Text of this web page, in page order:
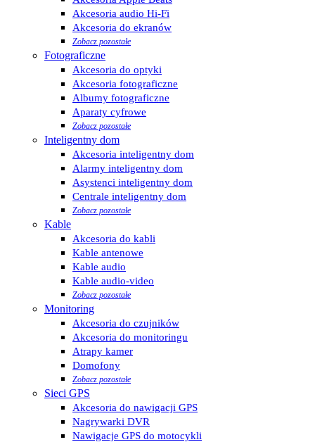
Akcesoria audio Hi-Fi
Akcesoria do ekranów
Zobacz pozostałe
Fotograficzne
Akcesoria do optyki
Akcesoria fotograficzne
Albumy fotograficzne
Aparaty cyfrowe
Zobacz pozostałe
Inteligentny dom
Akcesoria inteligentny dom
Alarmy inteligentny dom
Asystenci inteligentny dom
Centrale inteligentny dom
Zobacz pozostałe
Kable
Akcesoria do kabli
Kable antenowe
Kable audio
Kable audio-video
Zobacz pozostałe
Monitoring
Akcesoria do czujników
Akcesoria do monitoringu
Atrapy kamer
Domofony
Zobacz pozostałe
Sieci GPS
Akcesoria do nawigacji GPS
Nagrywarki DVR
Nawigacje GPS do motocykli